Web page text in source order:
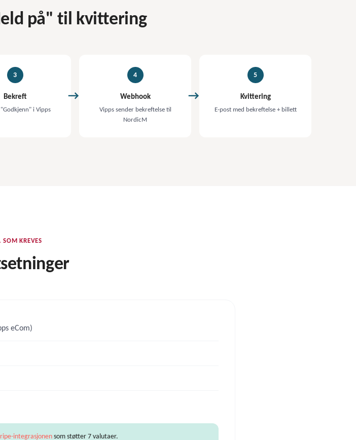
på" til kvittering
3
Bekreft
i Vipps
4
Webhook
Vipps sender bekreftelse til
NordicM
5
Kvittering
E-post med bekreftelse + billett
SOM KREVES
eCom)
integrasjonen som støtter 7 valutaer.